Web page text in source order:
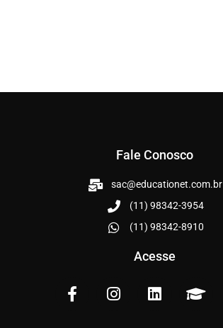
Fale Conosco
sac@educationet.com.br
(11) 98342-3954
(11) 98342-8910
Acesse